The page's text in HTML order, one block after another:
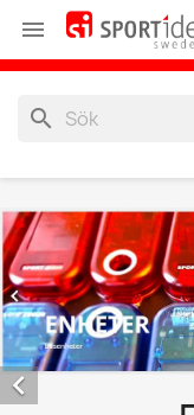

search
